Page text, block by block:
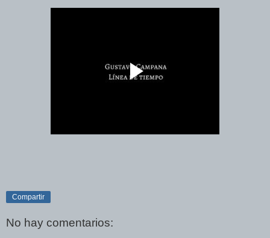
Compartir
No hay comentarios: